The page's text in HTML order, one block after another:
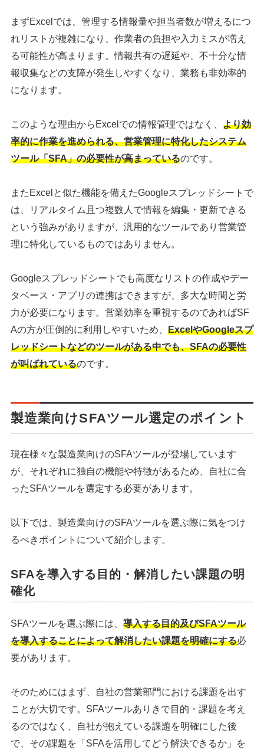
まずExcelでは、管理する情報量や担当者数が増えるにつ
れリストが複雑になり、作業者の負担や入力ミスが増え
る可能性が高まります。情報共有の遅延や、不十分な情
報収集などの支障が発生しやすくなり、業務も非効率的
になります。
このような理由からExcelでの情報管理ではなく、 より効
率的に作業を進められる、営業管理に特化したシステム
ツール「SFA」の必要性が高まっているのです。
またExcelと似た機能を備えたGoogleスプレッドシートで
は、リアルタイム且つ複数人で情報を編集・更新できる
という強みがありますが、汎用的なツールであり営業管
理に特化しているものではありません。
Googleスプレッドシートでも高度なリストの作成やデー
タベース・アプリの連携はできますが、多大な時間と労
力が必要になります。営業効率を重視するのであればSF
Aの方が圧倒的に利用しやすいため、 ExcelやGoogleスプ
レッドシートなどのツールがある中でも、SFAの必要性
が叫ばれているのです。
製造業向けSFAツール選定のポイント
現在様々な製造業向けのSFAツールが登場しています
が、それぞれに独自の機能や特徴があるため、自社に合
ったSFAツールを選定する必要があります。
以下では、製造業向けのSFAツールを選ぶ際に気をつけ
るべきポイントについて紹介します。
SFAを導入する目的・解消したい課題の明
確化
SFAツールを選ぶ際には、 導入する目的及びSFAツール
を導入することによって解消したい課題を明確にする必
要があります。
そのためにはまず、自社の営業部門における課題を出す
ことが大切です。SFAツールありきで目的・課題を考え
るのではなく、自社が抱えている課題を明確にした後
で、その課題を「SFAを活用してどう解決できるか」を